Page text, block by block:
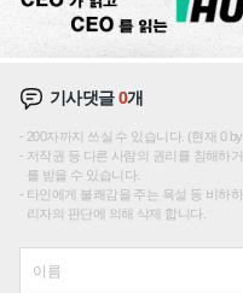
기사댓글0개
200자까지 쓰실 수 있습니다. (현재 0
저작권 등 다른 사람의 권리를 침해하
를 받을 수 있습니다.
타인에게 불쾌감을 주는 욕설 등 비하
리자의 판단에 의해 삭제 합니다.